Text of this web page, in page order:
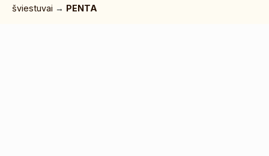
šviestuvai → PENTA